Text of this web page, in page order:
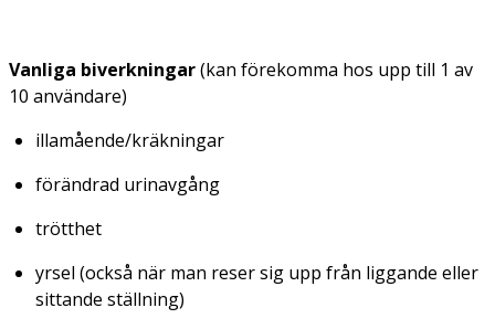
Vanliga biverkningar(kan förekomma hos upp till 1 av
10 användare)
illamående/kräkningar
förändrad urinavgång
trötthet
yrsel (också när man reser sig upp från liggande eller
sittande ställning)